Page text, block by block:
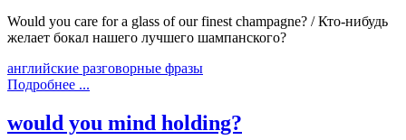
Would you care for a glass of our finest champagne? / Кто-нибудь
желает бокал нашего лучшего шампанского?
английские разговорные фразы
Подробнее ...
would you mind holding?